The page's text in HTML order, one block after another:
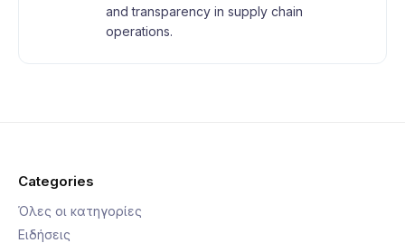
and transparency in supply chain
operations.
Categories
Όλες οι κατηγορίες
Ειδήσεις